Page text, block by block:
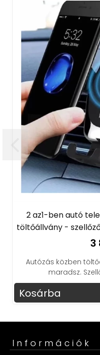
2 az1-ben autó
töltőállvány -
3
Autózás közben
maradsz.
Kosárba
Információk